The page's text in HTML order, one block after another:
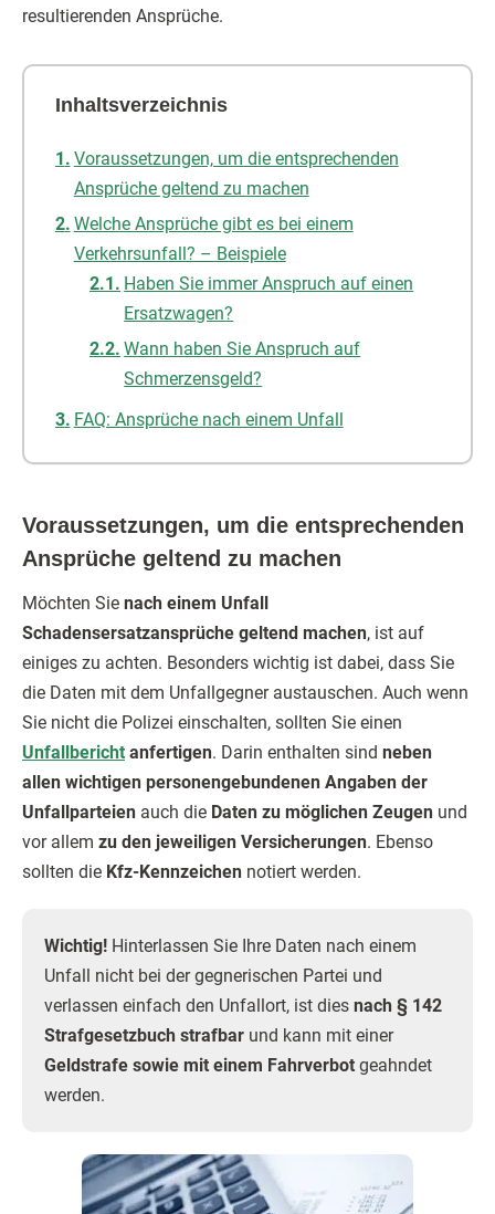
resultierenden Ansprüche.
Inhaltsverzeichnis
Voraussetzungen, um die entsprechenden
Ansprüche geltend zu machen
Welche Ansprüche gibt es bei einem
Verkehrsunfall? – Beispiele
Haben Sie immer Anspruch auf einen
Ersatzwagen?
Wann haben Sie Anspruch auf
Schmerzensgeld?
FAQ: Ansprüche nach einem Unfall
Voraussetzungen, um die entsprechenden
Ansprüche geltend zu machen
Möchten Sie nach einem Unfall
Schadensersatzansprüche geltend machen, ist auf
einiges zu achten. Besonders wichtig ist dabei, dass Sie
die Daten mit dem Unfallgegner austauschen. Auch wenn
Sie nicht die Polizei einschalten, sollten Sie einen
Unfallbericht anfertigen. Darin enthalten sind neben
allen wichtigen personengebundenen Angaben der
Unfallparteien auch die Daten zu möglichen Zeugen und
vor allem zu den jeweiligen Versicherungen. Ebenso
sollten die Kfz-Kennzeichen notiert werden.
Wichtig! Hinterlassen Sie Ihre Daten nach einem
Unfall nicht bei der gegnerischen Partei und
verlassen einfach den Unfallort, ist dies nach § 142
Strafgesetzbuch strafbar und kann mit einer
Geldstrafe sowie mit einem Fahrverbot geahndet
werden.